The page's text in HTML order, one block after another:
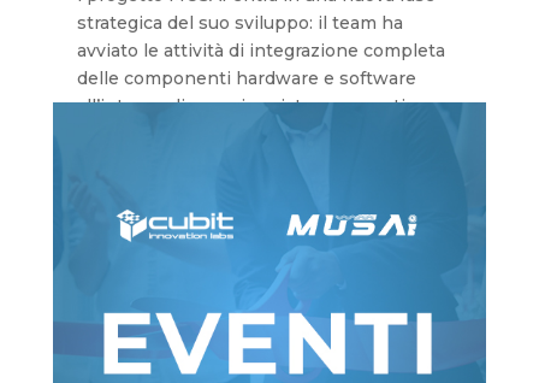
strategica del suo sviluppo: il team ha
avviato le attività di integrazione completa
delle componenti hardware e software
all’interno di un unico sistema operativo.